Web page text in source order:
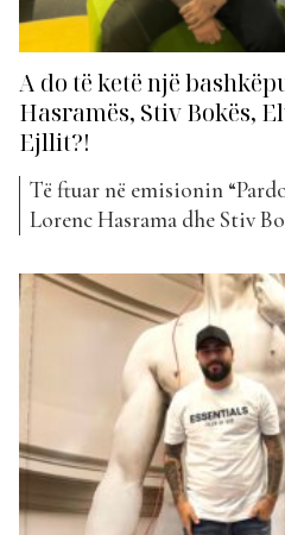
A do të ketë një
Hasramës, Stiv Bokës,
Ejllit?!
Të ftuar në emisionin
Lorenc Hasrama dhe Stiv
muzikore. Në këtë
folur rreth projekteve të
reja kanë përgatitur për
qarkulluar...